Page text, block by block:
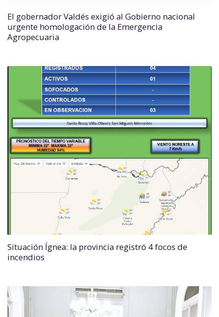
El gobernador Valdés exigió al Gobierno nacional
urgente homologación de la Emergencia
Agropecuaria
Situación Ígnea: la provincia registró 4 focos de
incendios